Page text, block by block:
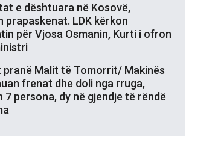
e dështuara në Kosovë,
prapaskenat. LDK kërkon
për Vjosa Osmanin, Kurti i ofron
pranë Malit të Tomorrit/ Makinës
frenat dhe doli nga rruga,
7 persona, dy në gjendje të rëndë